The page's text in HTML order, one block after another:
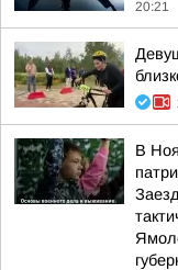
20:21
В